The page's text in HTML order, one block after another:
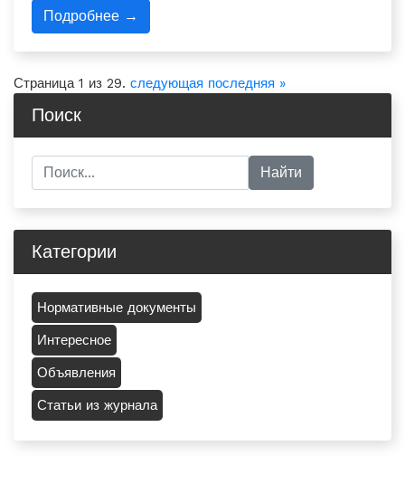
Подробнее →
Страница 1 из 29. следующая последняя »
Поиск
Категории
Нормативные документы
Интересное
Объявления
Статьи из журнала